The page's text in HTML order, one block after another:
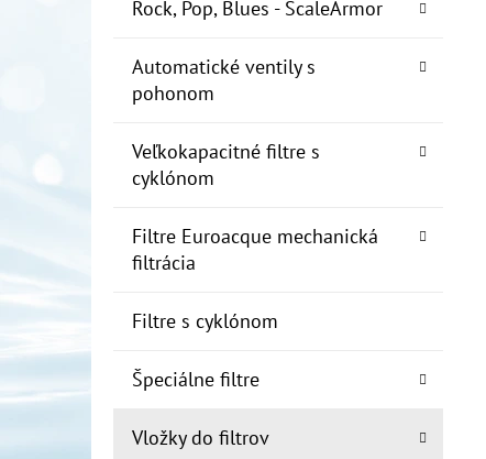
Rock, Pop, Blues - ScaleArmor
Automatické ventily s
pohonom
Veľkokapacitné filtre s
cyklónom
Filtre Euroacque mechanická
filtrácia
Filtre s cyklónom
Špeciálne filtre
Vložky do filtrov
10" FILTER SENIOR 1"
€19